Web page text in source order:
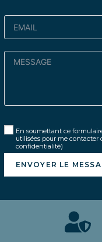
En soumettant ce
utilisées pour me contacter
confidentialité)
ENVOYER LE